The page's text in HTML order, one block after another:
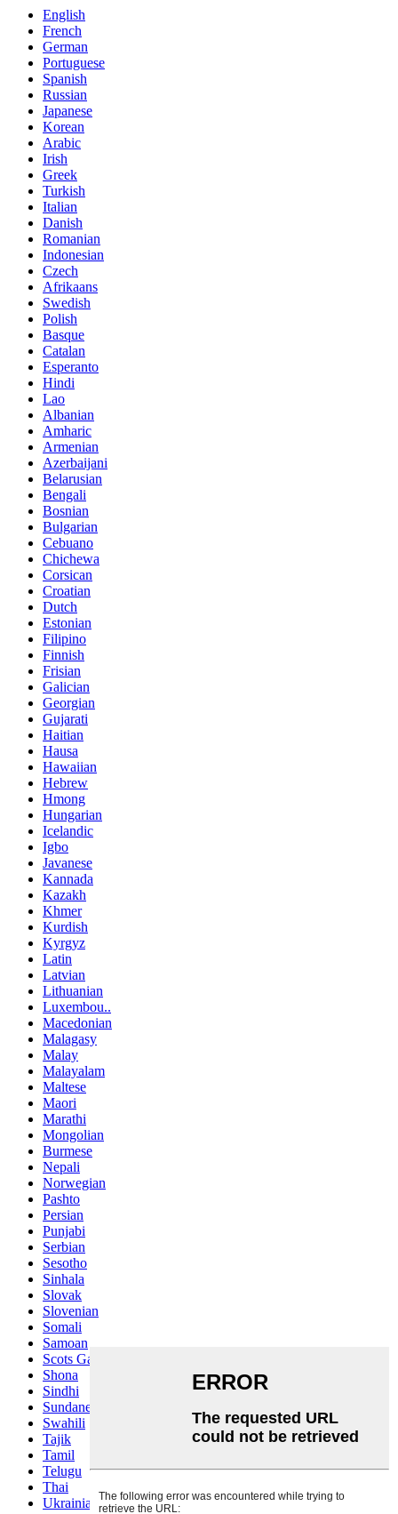
English
French
German
Portuguese
Spanish
Russian
Japanese
Korean
Arabic
Irish
Greek
Turkish
Italian
Danish
Romanian
Indonesian
Czech
Afrikaans
Swedish
Polish
Basque
Catalan
Esperanto
Hindi
Lao
Albanian
Amharic
Armenian
Azerbaijani
Belarusian
Bengali
Bosnian
Bulgarian
Cebuano
Chichewa
Corsican
Croatian
Dutch
Estonian
Filipino
Finnish
Frisian
Galician
Georgian
Gujarati
Haitian
Hausa
Hawaiian
Hebrew
Hmong
Hungarian
Icelandic
Igbo
Javanese
Kannada
Kazakh
Khmer
Kurdish
Kyrgyz
Latin
Latvian
Lithuanian
Luxembou..
Macedonian
Malagasy
Malay
Malayalam
Maltese
Maori
Marathi
Mongolian
Burmese
Nepali
Norwegian
Pashto
Persian
Punjabi
Serbian
Sesotho
Sinhala
Slovak
Slovenian
Somali
Samoan
Scots Gaelic
Shona
Sindhi
Sundanese
Swahili
Tajik
Tamil
Telugu
Thai
Ukrainian